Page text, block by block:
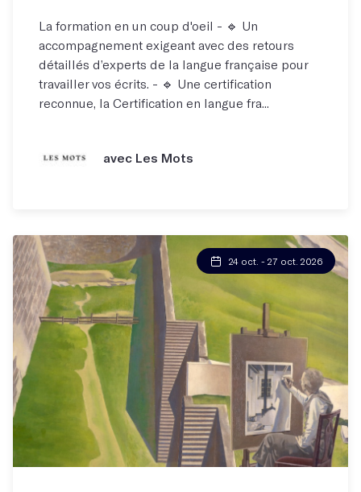
La formation en un coup d'oeil - 🔹 Un
accompagnement exigeant avec des retours
détaillés d’experts de la langue française pour
travailler vos écrits. - 🔹 Une certification
reconnue, la Certification en langue fra...
avec Les Mots
24 oct. - 27 oct. 2026